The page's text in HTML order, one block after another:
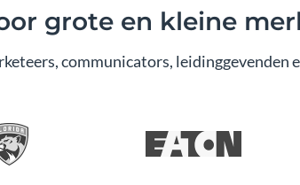
grote en kleine
communicators, leidinggevenden